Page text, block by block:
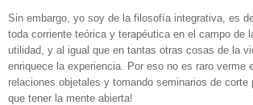
Sin embargo, yo soy de la filosofía integrativa, es
toda corriente teórica y terapéutica en el campo de
utilidad, y al igual que en tantas otras cosas de la
enriquece la experiencia. Por eso no es raro verme
relaciones objetales y tomando seminarios de corte
que tener la mente abierta!